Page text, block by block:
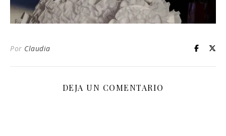
Por Claudia
DEJA UN COMENTARIO